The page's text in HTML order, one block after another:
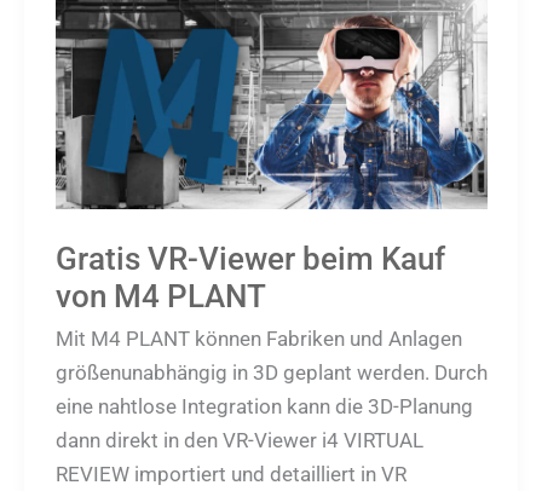
Gratis VR-Viewer beim Kauf
von M4 PLANT
Mit M4 PLANT können Fabriken und Anlagen
größenunabhängig in 3D geplant werden. Durch
eine nahtlose Integration kann die 3D-Planung
dann direkt in den VR-Viewer i4 VIRTUAL
REVIEW importiert und detailliert in VR
Gratis
VR-
Viewer
beim
Kauf
von
M4
PLANT